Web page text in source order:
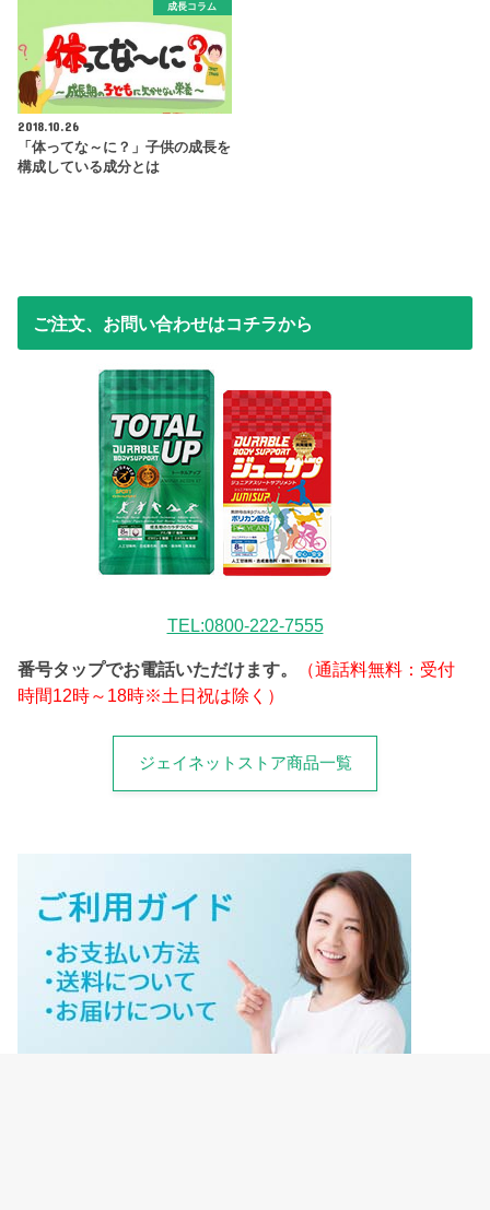
成長コラム
2018.10.26
「体ってな～に？」子供の成長を
構成している成分とは
ご注文、お問い合わせはコチラから
TEL:0800-222-7555
番号タップでお電話いただけます。
（通話料無料：受付
時間12時～18時※土日祝は除く）
ジェイネットストア商品一覧